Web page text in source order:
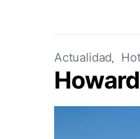
Actualidad